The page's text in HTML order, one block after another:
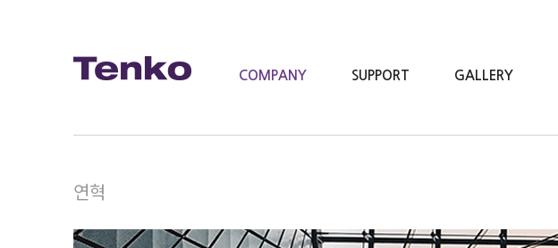
COMPANY SUPPORT GALLERY
연혁